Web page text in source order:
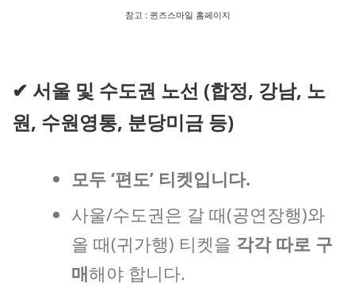
참고 : 퀸즈스마일 홈페이지
✔ 서울 및 수도권 노선 (합정, 강남, 노
원, 수원영통, 분당미금 등)
모두 ‘편도’ 티켓입니다.
사울/수도권은 갈 때(공연장행)와
올 때(귀가행) 티켓을 각각 따로 구
매해야 합니다.